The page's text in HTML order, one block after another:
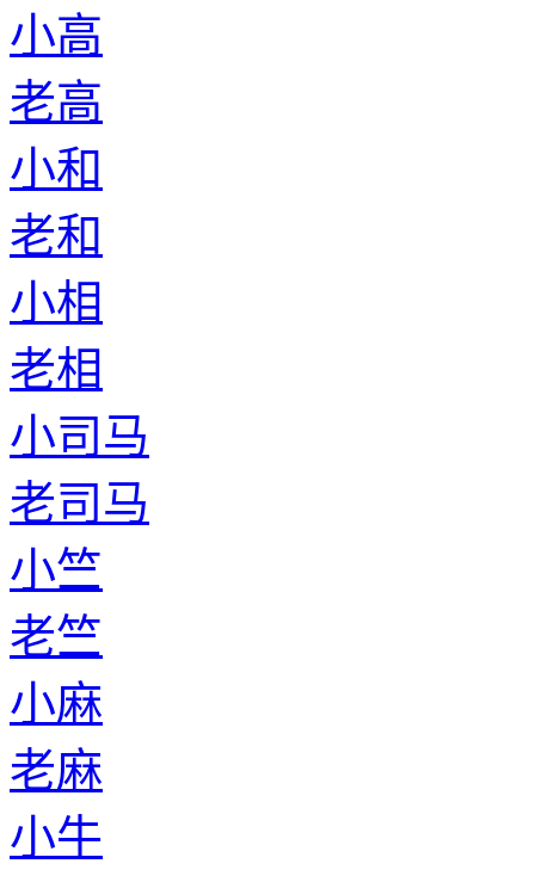
小高
老高
小和
老和
小相
老相
小司马
老司马
小竺
老竺
小麻
老麻
小牛